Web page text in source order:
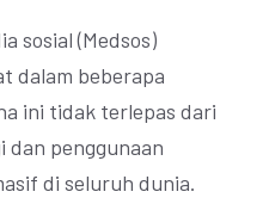
sosial (Medsos)
dalam beberapa
ini tidak terlepas dari
dan penggunaan
di seluruh dunia.